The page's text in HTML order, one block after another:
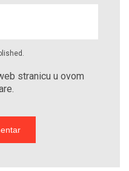
stranicu u ovom